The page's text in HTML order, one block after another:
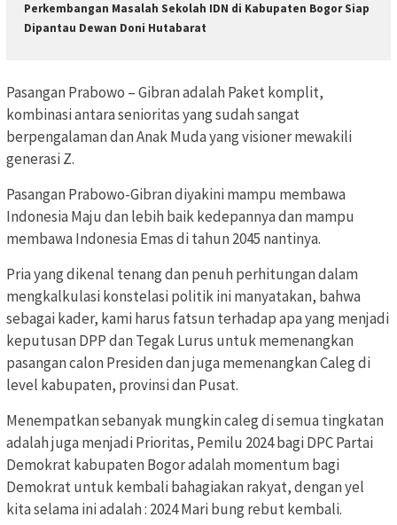
Perkembangan Masalah Sekolah IDN di Kabupaten Bogor Siap
Dipantau Dewan Doni Hutabarat
Pasangan Prabowo – Gibran adalah Paket komplit,
kombinasi antara senioritas yang sudah sangat
berpengalaman dan Anak Muda yang visioner mewakili
generasi Z.
Pasangan Prabowo-Gibran diyakini mampu membawa
Indonesia Maju dan lebih baik kedepannya dan mampu
membawa Indonesia Emas di tahun 2045 nantinya.
Pria yang dikenal tenang dan penuh perhitungan dalam
mengkalkulasi konstelasi politik ini manyatakan, bahwa
sebagai kader, kami harus fatsun terhadap apa yang menjadi
keputusan DPP dan Tegak Lurus untuk memenangkan
pasangan calon Presiden dan juga memenangkan Caleg di
level kabupaten, provinsi dan Pusat.
Menempatkan sebanyak mungkin caleg di semua tingkatan
adalah juga menjadi Prioritas, Pemilu 2024 bagi DPC Partai
Demokrat kabupaten Bogor adalah momentum bagi
Demokrat untuk kembali bahagiakan rakyat, dengan yel
kita selama ini adalah : 2024 Mari bung rebut kembali.